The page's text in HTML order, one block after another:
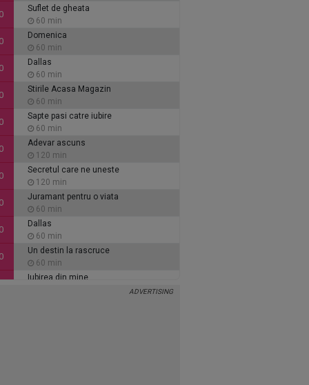
Suflet de gheata
60 min
Domenica
60 min
Dallas
60 min
Stirile Acasa Magazin
60 min
Sapte pasi catre iubire
60 min
Adevar ascuns
120 min
Secretul care ne uneste
120 min
Juramant pentru o viata
60 min
Dallas
60 min
Un destin la rascruce
60 min
Iubirea din mine